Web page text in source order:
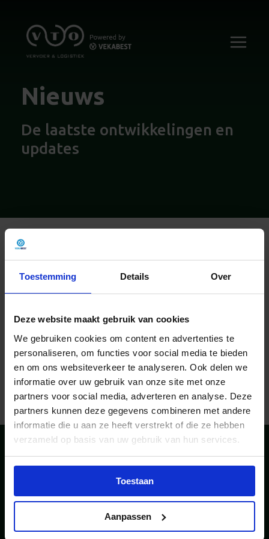
Toestemming Details Over
Deze website maakt gebruik van cookies
We gebruiken cookies om content en advertenties te
personaliseren, om functies voor social media te bieden
en om ons websiteverkeer te analyseren. Ook delen we
informatie over uw gebruik van onze site met onze
partners voor social media, adverteren en analyse. Deze
partners kunnen deze gegevens combineren met andere
informatie die u aan ze heeft verstrekt of die ze hebben
verzameld op basis van uw gebruik van hun services.
Toestaan
Aanpassen
Nieuws
De laatste ontwikkelingen en
updates
Naar nieuwsoverzicht
Complete
lespakketten Taxi
10-10-2025
Bezoekadres
De Dieze 22
5684 PT Best
Postadres
Postbus 221
5680 AE Best
+31 (0)40 - 214 00 80